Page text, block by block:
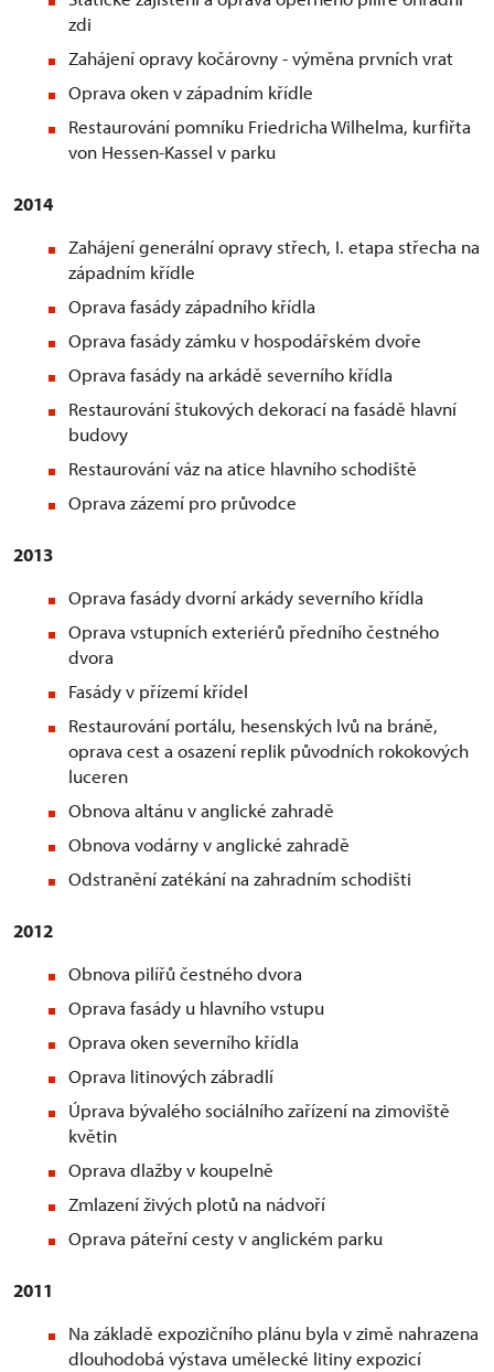
zdi
Zahájení opravy kočárovny - výměna prvních vrat
Oprava oken v západním křídle
Restaurování pomníku Friedricha Wilhelma, kurfiřta
von Hessen-Kassel v parku
2014
Zahájení generální opravy střech, I. etapa střecha na
západním křídle
Oprava fasády západního křídla
Oprava fasády zámku v hospodářském dvoře
Oprava fasády na arkádě severního křídla
Restaurování štukových dekorací na fasádě hlavní
budovy
Restaurování váz na atice hlavního schodiště
Oprava zázemí pro průvodce
2013
Oprava fasády dvorní arkády severního křídla
Oprava vstupních exteriérů předního čestného
dvora
Fasády v přízemí křídel
Restaurování portálu, hesenských lvů na bráně,
oprava cest a osazení replik původních rokokových
luceren
Obnova altánu v anglické zahradě
Obnova vodárny v anglické zahradě
Odstranění zatékání na zahradním schodišti
2012
Obnova pilířů čestného dvora
Oprava fasády u hlavního vstupu
Oprava oken severního křídla
Oprava litinových zábradlí
Úprava bývalého sociálního zařízení na zimoviště
květin
Oprava dlažby v koupelně
Zmlazení živých plotů na nádvoří
Oprava páteřní cesty v anglickém parku
2011
Na základě expozičního plánu byla v zimě nahrazena
dlouhodobá výstava umělecké litiny expozicí